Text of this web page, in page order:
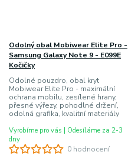
0 hodnocení
Odolný obal Mobiwear Elite Pro -
Samsung Galaxy Note 9 - E099E
Kočičky
Odolné pouzdro, obal kryt
Mobiwear Elite Pro - maximální
ochrana mobilu, zesílené hrany,
přesné výřezy, pohodlné držení,
odolná grafika, kvalitní materiály
Vyrobíme pro vás | Odesíláme za 2-3
dny